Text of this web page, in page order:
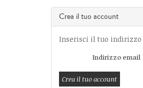
Crea il tuo account
Inserisci il tuo indirizzo
Indirizzo email